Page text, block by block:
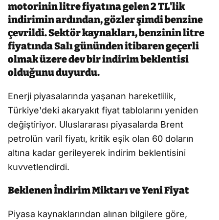
motorinin litre fiyatına gelen 2 TL'lik
indirimin ardından, gözler şimdi benzine
çevrildi. Sektör kaynakları, benzinin litre
fiyatında Salı gününden itibaren geçerli
olmak üzere dev bir indirim beklentisi
olduğunu duyurdu.
Enerji piyasalarında yaşanan hareketlilik,
Türkiye'deki akaryakıt fiyat tablolarını yeniden
değiştiriyor. Uluslararası piyasalarda Brent
petrolün varil fiyatı, kritik eşik olan 60 doların
altına kadar gerileyerek indirim beklentisini
kuvvetlendirdi.
Beklenen İndirim Miktarı ve Yeni Fiyat
Piyasa kaynaklarından alınan bilgilere göre,